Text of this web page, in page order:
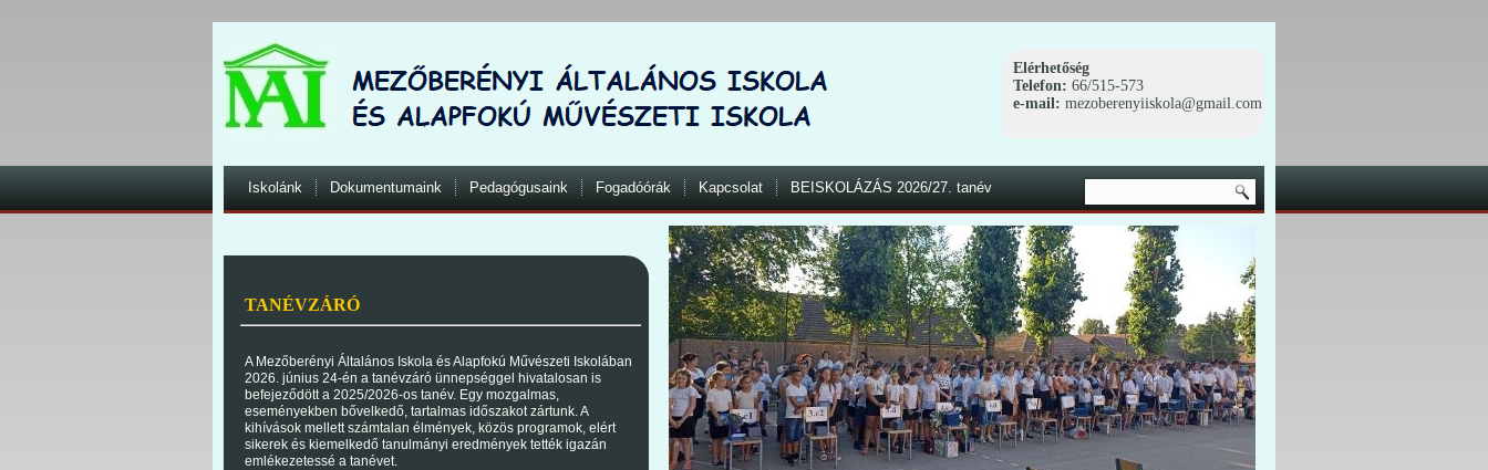
Elérhetőség
Telefon: 66/515-573
e-mail: mezoberenyiiskola@gmail.com
TANÉVZÁRÓ
A Mezőberényi Általános Iskola és Alapfokú Művészeti Iskolában
2026. június 24-én a tanévzáró ünnepséggel hivatalosan is
befejeződött a 2025/2026-os tanév. Egy mozgalmas,
eseményekben bővelkedő, tartalmas időszakot zártunk. A
kihívások mellett számtalan élmények, közös programok, elért
sikerek és kiemelkedő tanulmányi eredmények tették igazán
emlékezetessé a tanévet.
Iskolánk Dokumentumaink Pedagógusaink Fogadóórák Kapcsolat BEISKOLÁZÁS 2026/27. tanév